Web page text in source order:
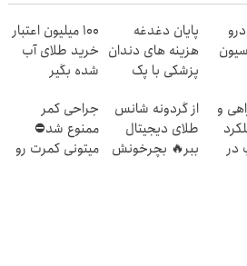
پایان دغدغه
هزینه های دندان
پزشکی با پک
خانگی
100 میلیون اعتبار
خرید طلای آب
شده بگیر
و
در
از گردونه شانس
طلای دیجیتال
ببر🔥 بچرخونش
جراحی کمر
ممنوع شد⛔
میتونی کمرت رو